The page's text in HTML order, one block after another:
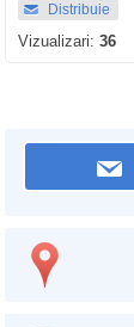
Distribuie
Vizualizari: 36